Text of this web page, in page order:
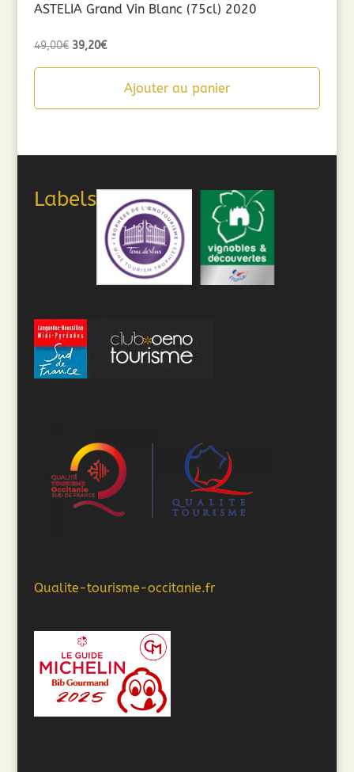
ASTELIA Grand Vin Blanc (75cl) 2020
49,00€ Le
39,20€Le
actuelAjouter au panier
Labels
Qualite-tourisme-occitanie.fr